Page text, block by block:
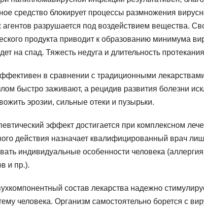
средство блокирует процессы размножения
разрушается под воздействием вещества.
продукта приводит к образованию минимума
на спад. Тяжесть недуга и длительность
в сравнении с традиционными
быстро заживают, а рецидив развития болезни
эрозии, сильные отеки и пузырьки.
эффект достигается при комплексном
действия назначает квалифицированный врач
индивидуальные особенности человека
и пр.).
состав лекарства надежно
человека. Организм самостоятельно борется с